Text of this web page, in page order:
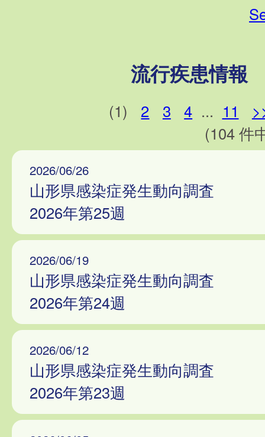
流行疾患情報
(1) 2 3 4 ... 11
(104 件
2026/06/26
山形県感染症発生動向調査
2026年第25週
2026/06/19
山形県感染症発生動向調査
2026年第24週
2026/06/12
山形県感染症発生動向調査
2026年第23週